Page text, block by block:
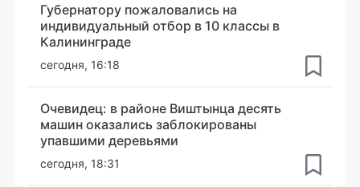
Губернатору пожаловались на
индивидуальный отбор в 10 классы в
Калининграде
сегодня, 16:18
Очевидец: в районе Виштынца десять
машин оказались заблокированы
упавшими деревьями
сегодня, 18:31